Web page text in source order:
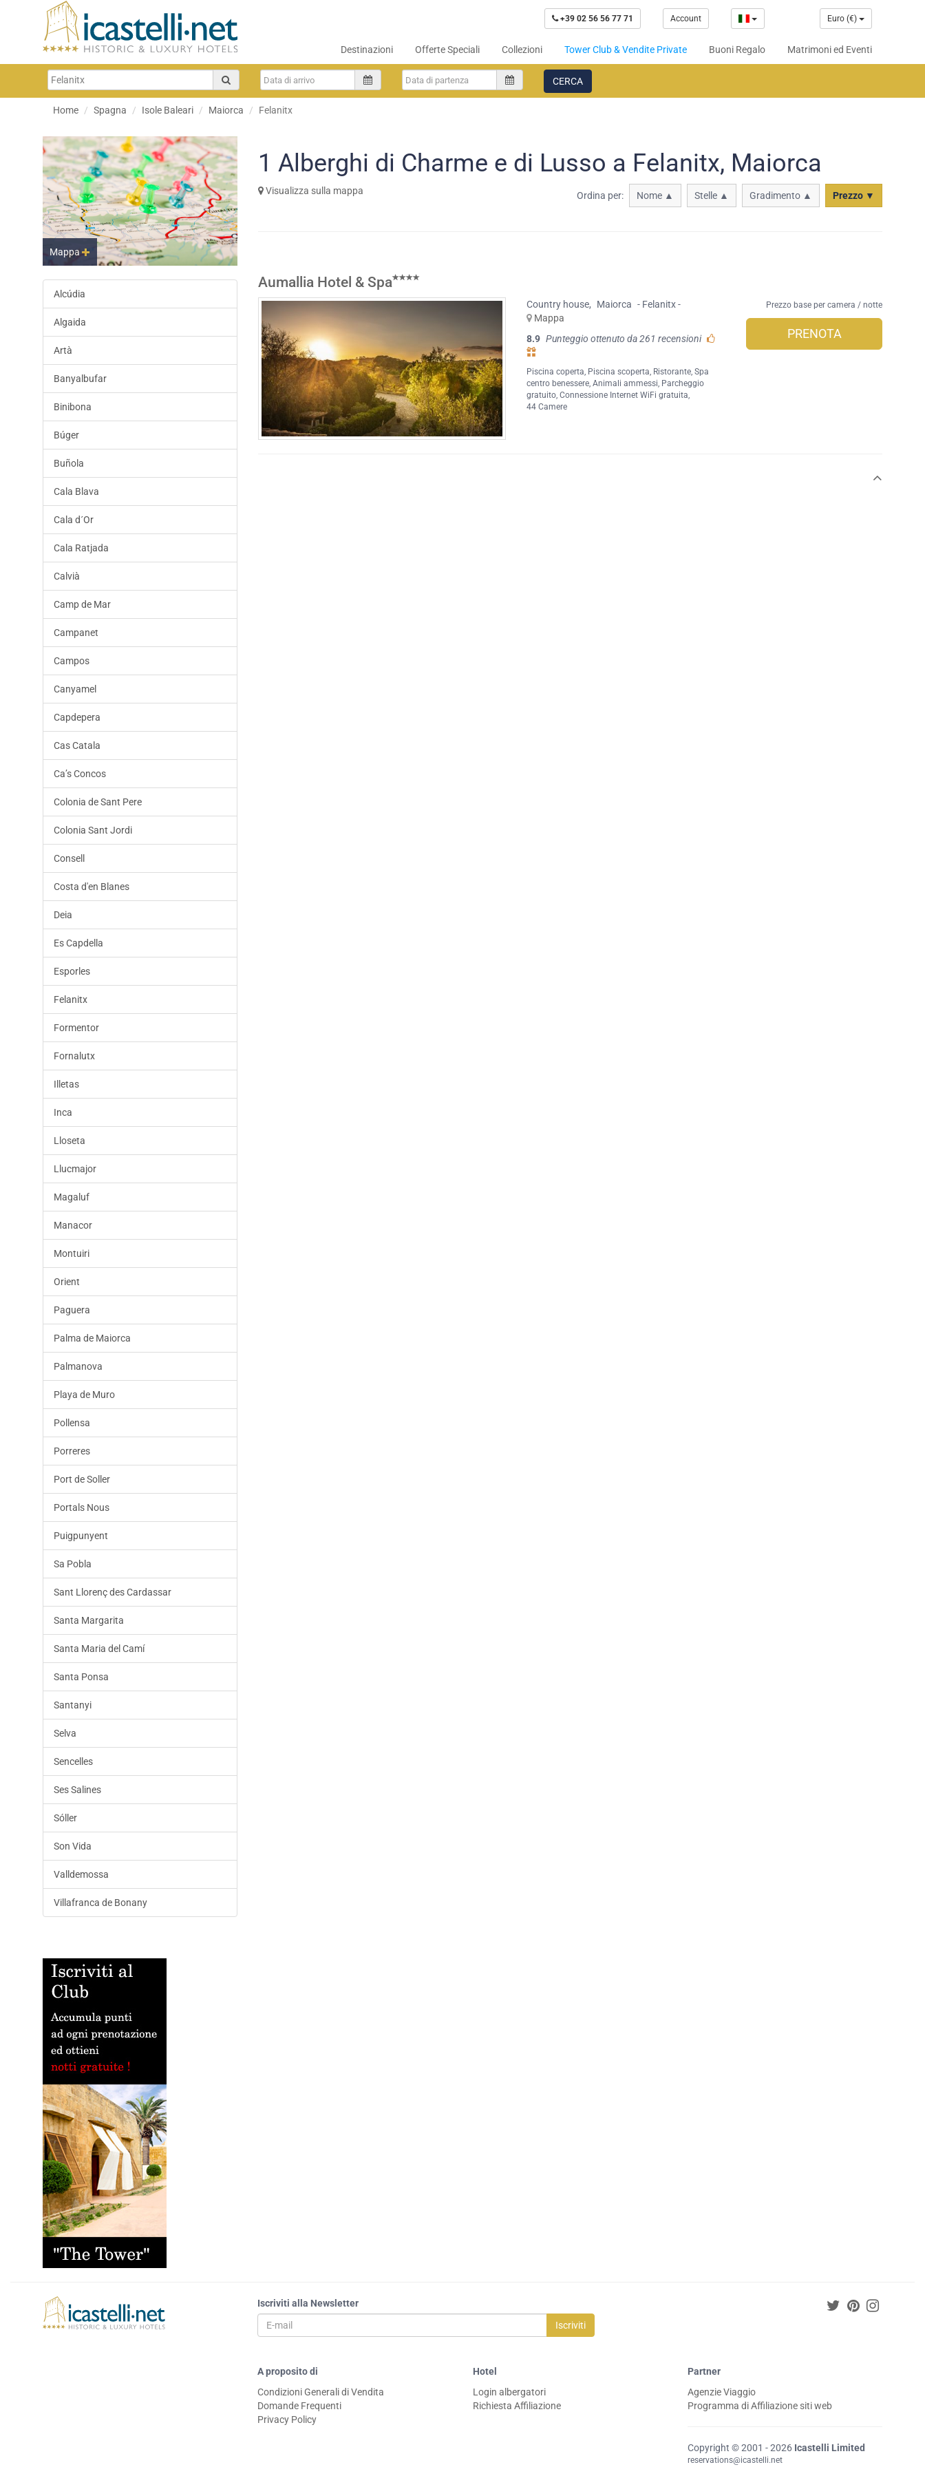
+39 02 56 56 77 71 Account Euro (€)
Destinazioni Offerte Speciali Collezioni Tower Club & Vendite Private Buoni Regalo Matrimoni ed Eventi
CERCA
Home Spagna Isole Baleari Maiorca Felanitx
Mappa
Alcúdia
Algaida
Artà
Banyalbufar
Binibona
Búger
Buñola
Cala Blava
Cala d´Or
Cala Ratjada
Calvià
Camp de Mar
Campanet
Campos
Canyamel
Capdepera
Cas Catala
Caʼs Concos
Colonia de Sant Pere
Colonia Sant Jordi
Consell
Costa d'en Blanes
Deia
Es Capdella
Esporles
Felanitx
Formentor
Fornalutx
Illetas
Inca
Lloseta
Llucmajor
Magaluf
Manacor
Montuiri
Orient
Paguera
Palma de Maiorca
Palmanova
Playa de Muro
Pollensa
Porreres
Port de Soller
Portals Nous
Puigpunyent
Sa Pobla
Sant Llorenç des Cardassar
Santa Margarita
Santa Maria del Camí
Santa Ponsa
Santanyi
Selva
Sencelles
Ses Salines
Sóller
Son Vida
Valldemossa
Villafranca de Bonany
1 Alberghi di Charme e di Lusso a Felanitx, Maiorca
Visualizza sulla mappa Ordina per: Nome ▲ Stelle ▲ Gradimento ▲ Prezzo ▼
Aumallia Hotel & Spa
Country house, Maiorca - Felanitx -
Mappa
8.9 Punteggio ottenuto da 261 recensioni
Piscina coperta, Piscina scoperta, Ristorante,Spa
centro benessere,Animali ammessi, Parcheggio
gratuito,Connessione Internet WiFi gratuita,
44 Camere
Prezzo base per camera / notte
PRENOTA
Iscriviti alla Newsletter
Iscriviti
A proposito di
Condizioni Generali di Vendita
Domande Frequenti
Privacy Policy
Hotel
Login albergatori
Richiesta Affiliazione
Partner
Agenzie Viaggio
Programma di Affiliazione siti web
Copyright © 2001 - 2026 Icastelli Limited
reservations@icastelli.net